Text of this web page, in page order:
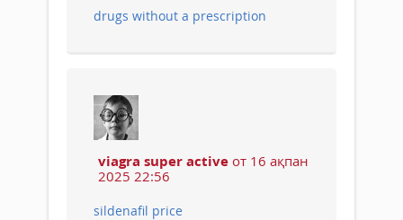
drugs without a prescription
viagra super active от 16 ақпан
2025 22:56
sildenafil price